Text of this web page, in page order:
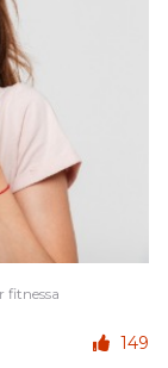
fitnessa
149